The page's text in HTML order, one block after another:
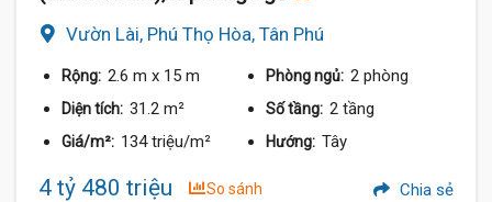
Vườn Lài, Phú Thọ Hòa, Tân Phú
Rộng: 2.6 m x 15 m Phòng ngủ: 2 phòng
Diện tích: 31.2 m² Số tầng: 2 tầng
Giá/m²: 134 triệu/m² Hướng: Tây
4 tỷ 480 triệu So sánh Chia sẻ